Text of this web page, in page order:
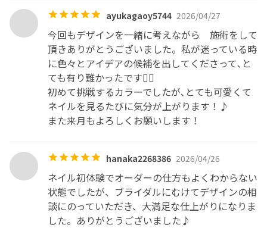
ayukagaoy5744 2026/04/27
今回もデザインを一緒に考えながら　施術をして
頂きありがとうございました。私が迷っている時
に色々とアイデアの候補を出してくださって､と
ても有り難かったです🙇‍♂️
初めて挑戦するカラーでしたが､とても可愛くて
ネイルを見るたびに気分が上がります！♪
また来月もよろしくお願いします！
hanaka2268386 2026/04/26
ネイル初体験でオーダーの仕方もよくわからない
状態でしたが、ブライダルにむけてデザインの相
談にのっていただき、大満足な仕上がりになりま
した。ありがとうございました♪